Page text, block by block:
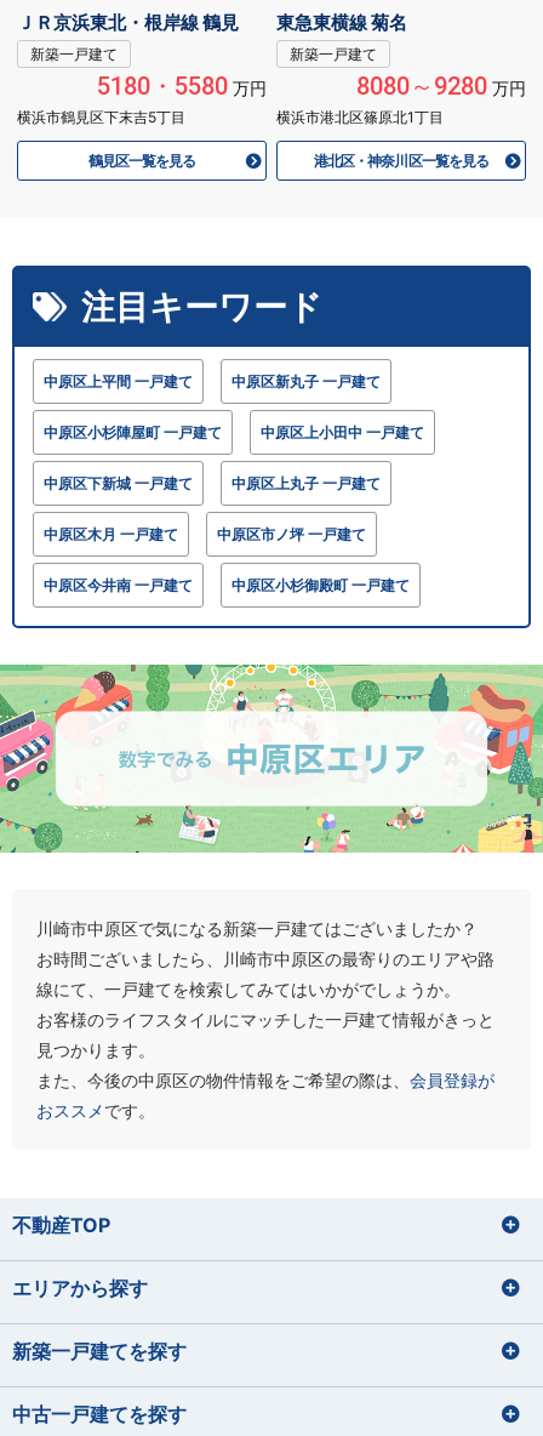
ＪＲ京浜東北・根岸線 鶴見
新築一戸建て
5180・5580万円
横浜市鶴見区下末吉5丁目
鶴見区一覧を見る
東急東横線 菊名
新築一戸建て
8080～9280万円
横浜市港北区篠原北1丁目
港北区・神奈川区一覧を見る
注目キーワード
中原区上平間 一戸建て 中原区新丸子 一戸建て
中原区小杉陣屋町 一戸建て 中原区上小田中 一戸建て
中原区下新城 一戸建て 中原区上丸子 一戸建て
中原区木月 一戸建て 中原区市ノ坪 一戸建て
中原区今井南 一戸建て 中原区小杉御殿町 一戸建て
川崎市中原区で気になる新築一戸建てはございましたか？
お時間ございましたら、川崎市中原区の最寄りのエリアや路
線にて、一戸建てを検索してみてはいかがでしょうか。
お客様のライフスタイルにマッチした一戸建て情報がきっと
見つかります。
また、今後の中原区の物件情報をご希望の際は、 会員登録が
おススメです。
不動産TOP
エリアから探す
新築一戸建てを探す
中古一戸建てを探す